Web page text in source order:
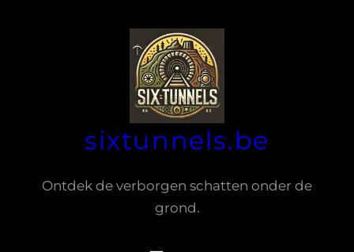
sixtunnels.be
Ontdek de verborgen schatten onder de
grond.